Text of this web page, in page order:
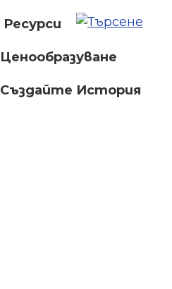
Ресурси
Ценообразуване
Създайте История